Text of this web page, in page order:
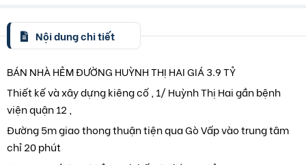
Nội dung chi tiết
BÁN NHÀ HẺM ĐƯỜNG HUỲNH THỊ HAI GIÁ 3.9 TỶ
Thiết kế và xây dựng kiêng cố , 1/ Huỳnh Thị Hai gần bệnh
viện quận 12 ,
Đường 5m giao thong thuận tiện qua Gò Vấp vào trung tâm
chỉ 20 phút